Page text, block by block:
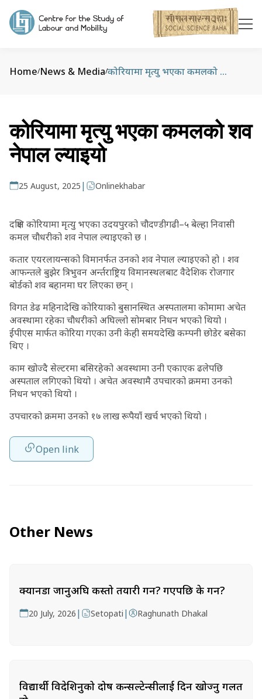
Home/News & Media/ कोरियामा मृत्यु भएका कमलको शव नेपाल ल्याइयो
कोरियामा मृत्यु भएका कमलको शव
नेपाल ल्याइयो
25 August, 2025 | Onlinekhabar
दक्षिण कोरियामा मृत्यु भएका उदयपुरको चौदण्डीगढी–५ बेल्हा निवासी
कमल चौधरीको शव नेपाल ल्याइएको छ ।
कतार एयरलायन्सको विमानर्फत उनको शव नेपाल ल्याइएको हो । शव
आफन्तले बुझेर त्रिभुवन अर्न्तराष्ट्रिय विमानस्थलबाट वैदेशिक रोजगार
बोर्डको शव बहानमा घर लिएका छन् ।
विगत डेढ महिनादेखि कोरियाको बुसानस्थित अस्पतालमा कोमामा अचेत
अवस्थामा रहेका चौधरीको अघिल्लो सोमबार निधन भएको थियो ।
ईपीएस मार्फत कोरिया गएका उनी केही समयदेखि कम्पनी छोडेर बसेका
थिए ।
काम खोज्दै सेल्टरमा बसिरहेको अवस्थामा उनी एकाएक ढलेपछि
अस्पताल लगिएको थियो । अचेत अवस्थामै उपचारको क्रममा उनको
निधन भएको थियो ।
उपचारको क्रममा उनको १७ लाख रूपैयाँ खर्च भएको थियो ।
Open link
Other News
क्यानडा जानुअघि कस्तो तयारी गर्ने? गएपछि के गर्ने?
20 July, 2026 | Setopati | Raghunath Dhakal
विद्यार्थी विदेशिनुको दोष कन्सल्टेन्सीलाई दिन खोज्नु गलत